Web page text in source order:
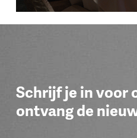
Schrijf je in voor
ontvang de